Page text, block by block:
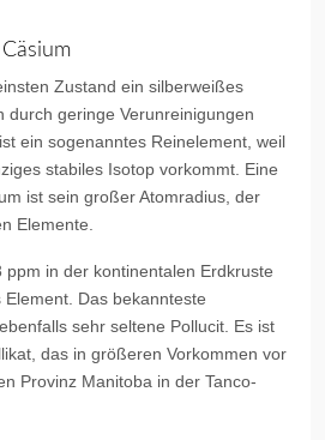
Zustand ein silberweißes
durch geringe Verunreinigungen
ein sogenanntes Reinelement, weil
stabiles Isotop vorkommt. Eine
ist sein großer Atomradius, der
Elemente.
ppm in der kontinentalen Erdkruste
Das bekannteste
sehr seltene Pollucit. Es ist
das in größeren Vorkommen vor
Provinz Manitoba in der Tanco-